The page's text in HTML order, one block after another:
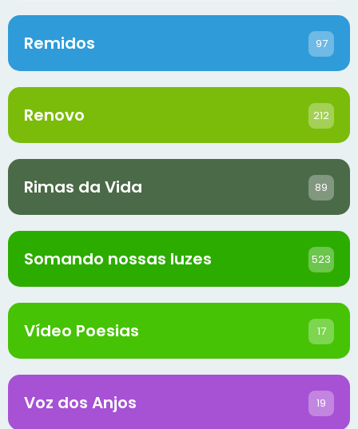
Remidos 97
Renovo 212
Rimas da Vida 89
Somando nossas luzes 523
Vídeo Poesias 17
Voz dos Anjos 19